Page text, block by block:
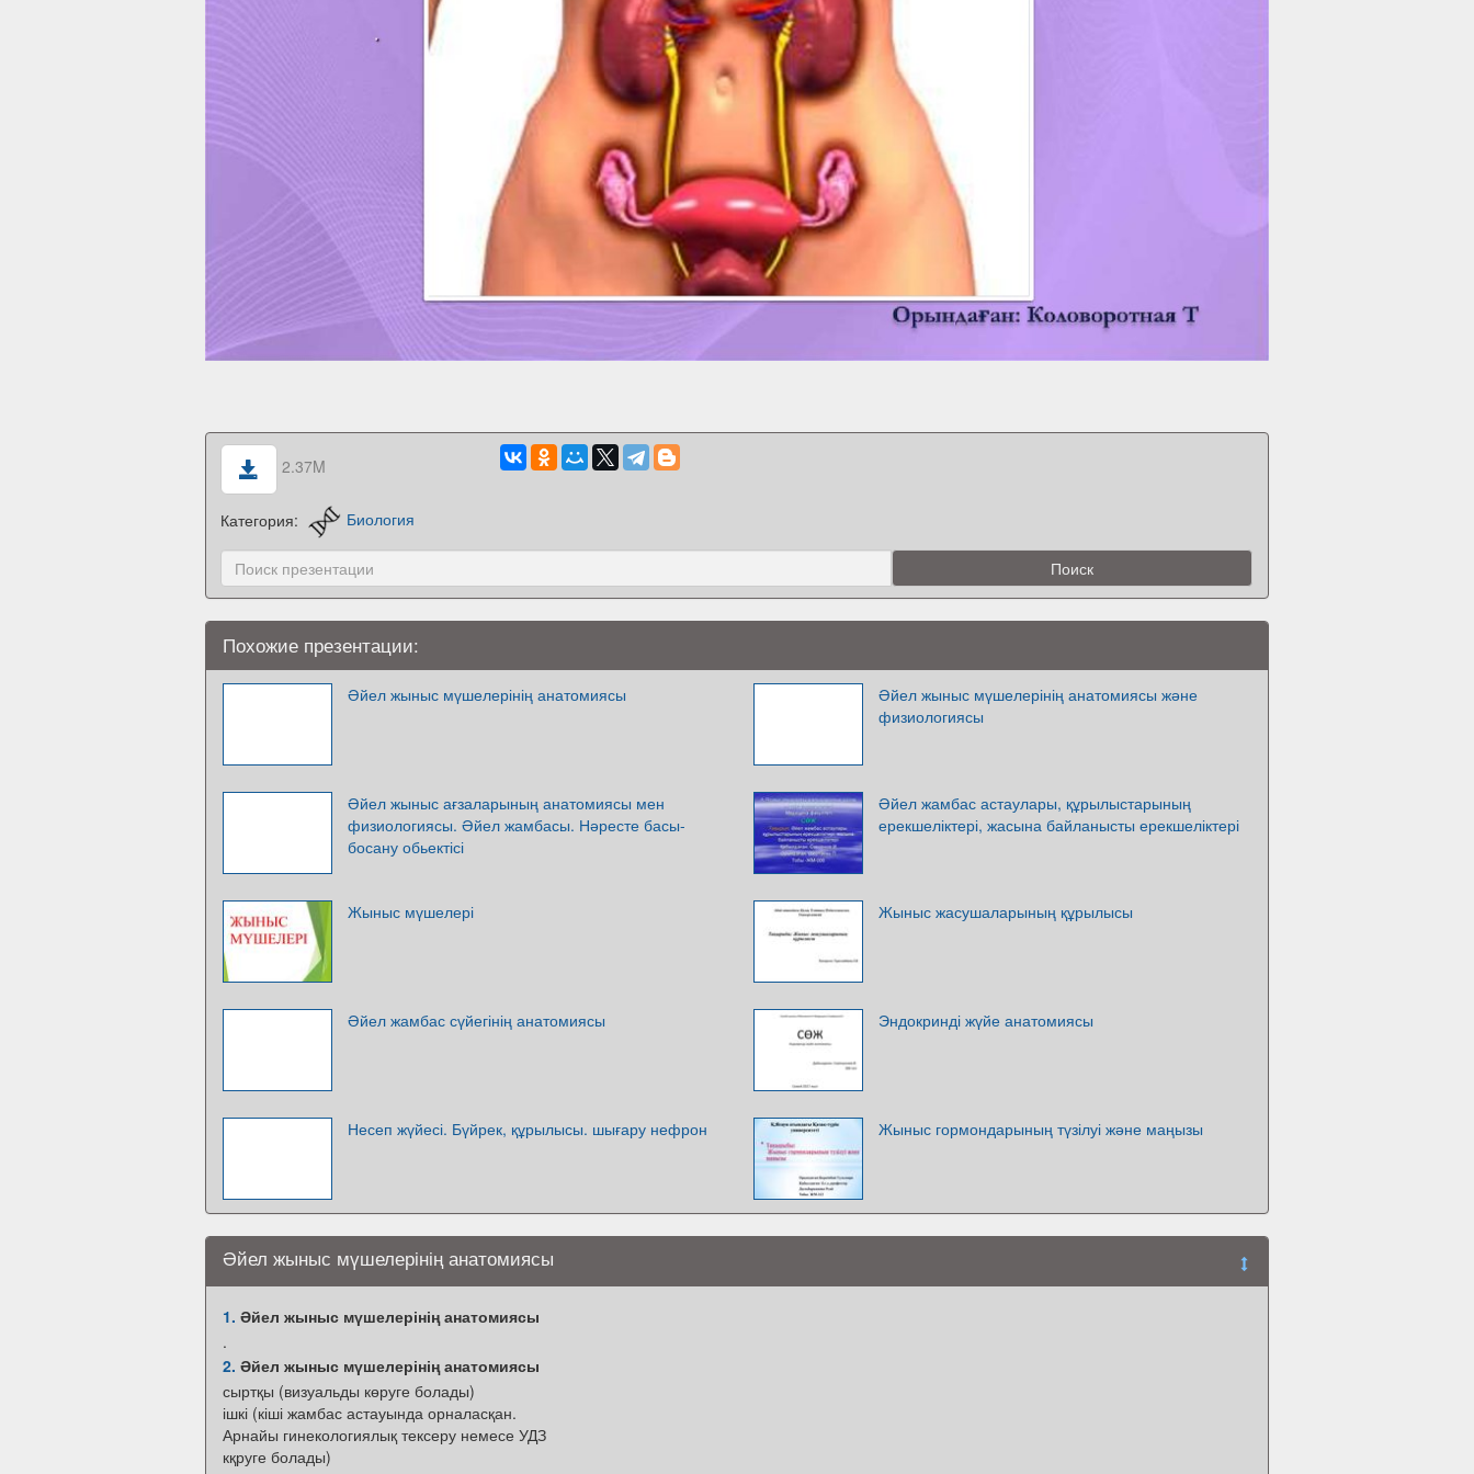
2.37M
Категория: Биология
Похожие презентации:
Әйел жыныс мүшелерінің анатомиясы
Әйел жыныс мүшелерінің анатомиясы және
физиологиясы
Әйел жыныс ағзаларының анатомиясы мен
физиологиясы. Әйел жамбасы. Нәресте басы-
босану обьектісі
Әйел жамбас астаулары, құрылыстарының
ерекшеліктері, жасына байланысты ерекшеліктері
Жыныс мүшелері Жыныс жасушаларының құрылысы
Әйел жамбас сүйегінің анатомиясы Эндокринді жүйе анатомиясы
Несеп жүйесі. Бүйрек, құрылысы. шығару нефрон Жыныс гормондарының түзілуі және маңызы
Әйел жыныс мүшелерінің анатомиясы
1. Әйел жыныс мүшелерінің анатомиясы
.
2. Әйел жыныс мүшелерінің анатомиясы
сыртқы (визуальды көруге болады)
ішкі (кіші жамбас астауында орналасқан.
Арнайы гинекологиялық тексеру немесе УДЗ
кқруге болады)